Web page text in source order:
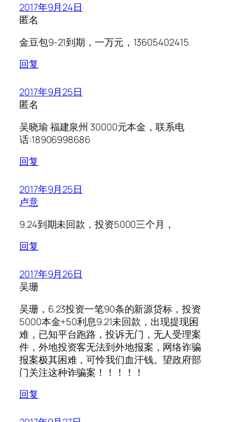
2017年9月24日
匿名
金豆包9-21到期，一万元，13605402415
回复
2017年9月25日
匿名
吴晓瑜 福建泉州 30000元本金，联系电
话:18906998686
回复
2017年9月25日
卢意
9.24到期未回款，投资5000三个月，
回复
2017年9月26日
吴珊
吴珊，6.23投资一笔90条的新源贷标，投资
5000本金+50利息9.21未回款，出现提现困
难，已知平台跑路，投诉无门，无人受理案
件，外地投资客无法到外地报案，网络诈骗
报案极其困难，可怜我们血汗钱。望政府部
门关注这种诈骗案！！！！！
回复